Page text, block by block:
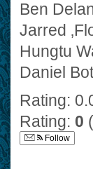
Ben
Jarred
Hungtu
Daniel
Rating:
Rating: 0
Follow